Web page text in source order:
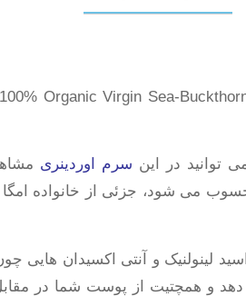
توانید در این سرم اوردینری
و همچتیت از پوست شما در